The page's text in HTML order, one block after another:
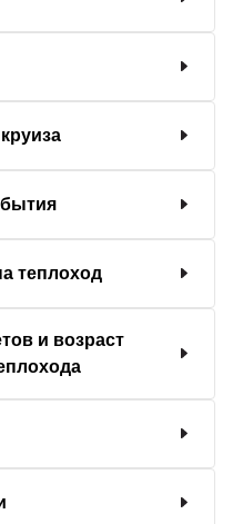
теплоход
и возраст